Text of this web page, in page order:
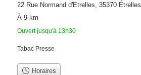
22 Rue Normand d'Etrelles, 35370 Étrelles
À 9 km
Ouvert jusqu'à 13h30
Tabac Presse
Horaires